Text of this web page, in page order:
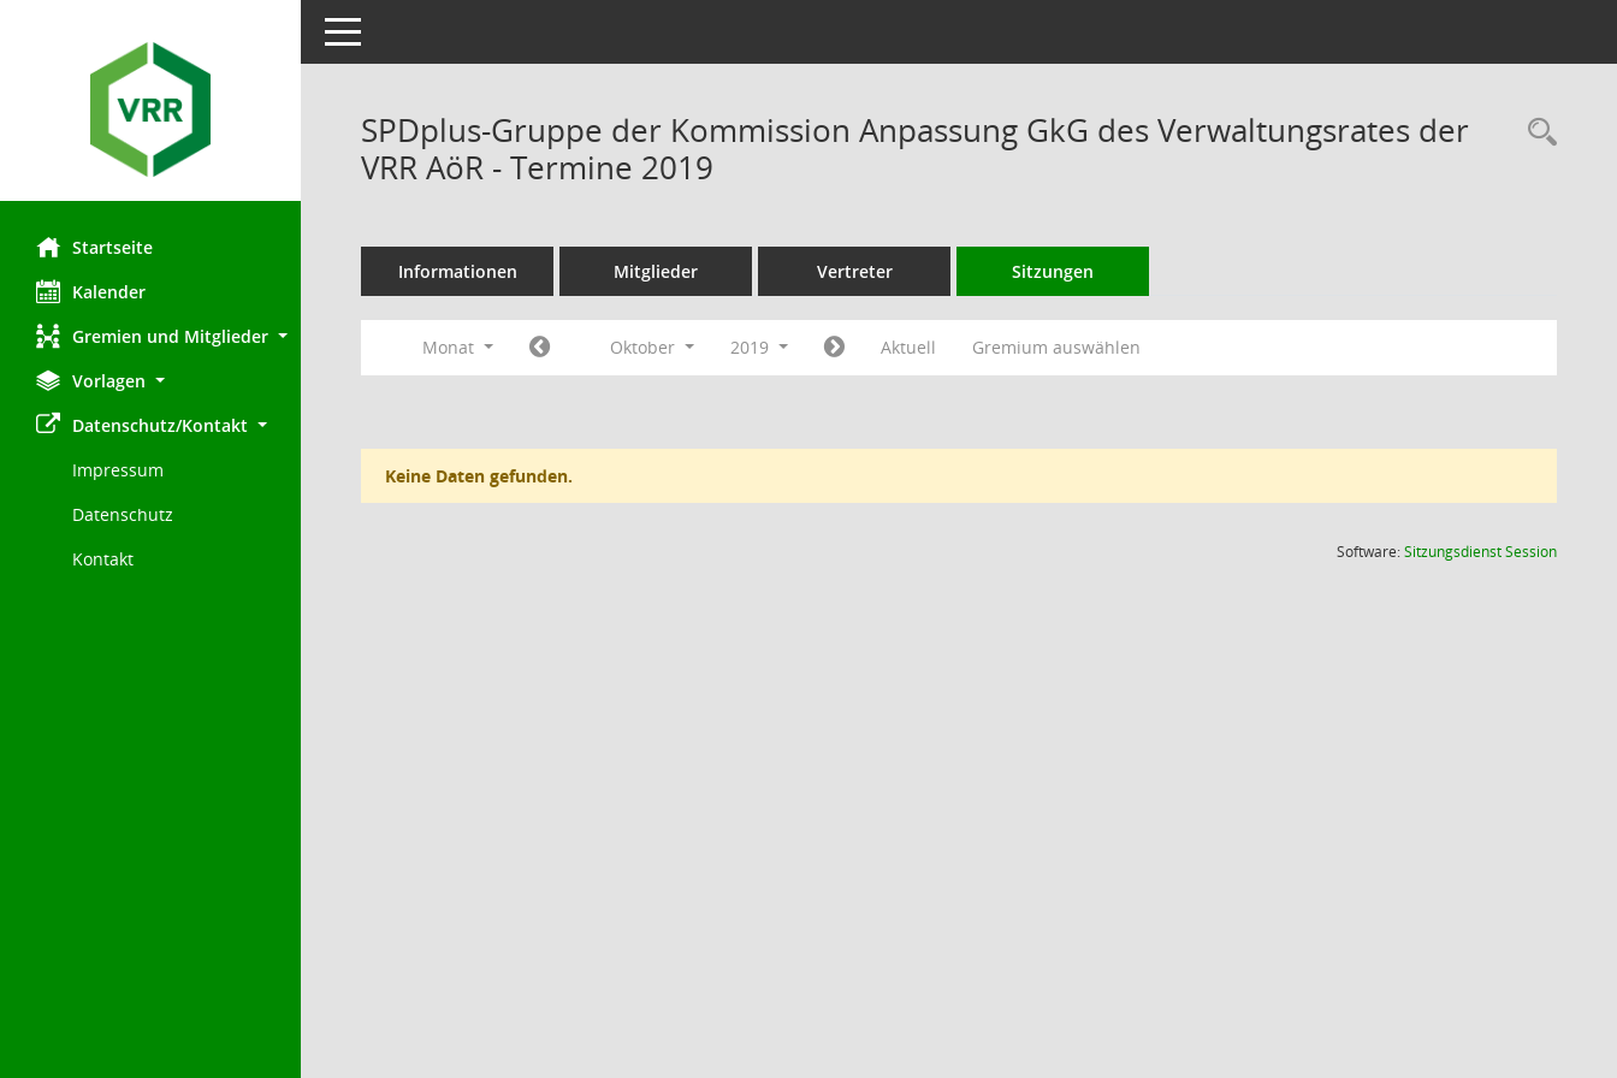
Startseite
Kalender
Gremien und Mitglieder
Vorlagen
Datenschutz/Kontakt
Impressum
Datenschutz
Kontakt
Toggle navigation
SPDplus-Gruppe der Kommission Anpassung GkG des Verwaltungsrates der
VRR AöR - Termine 2019
Informationen Mitglieder Vertreter Sitzungen
Monat Oktober 2019 Aktuell Gremium auswählen
Keine Daten gefunden.
Software:SitzungsdienstSession(Wird in